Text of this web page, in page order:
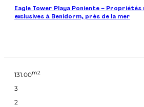
Eagle Tower Playa Poniente – Propriétés
exclusives à Benidorm, près de la mer
131.00m2
3
2